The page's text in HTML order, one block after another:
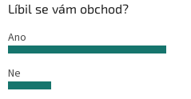
Líbil se vám obchod?
Ano
Ne